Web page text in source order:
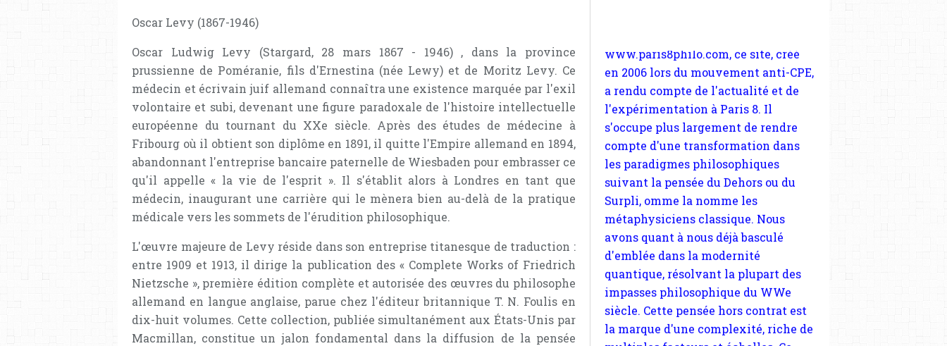
Oscar Levy (1867-1946)
Oscar Ludwig Levy (Stargard, 28 mars 1867 - 1946) , dans la province
prussienne de Poméranie, fils d'Ernestina (née Lewy) et de Moritz Levy. Ce
médecin et écrivain juif allemand connaîtra une existence marquée par l'exil
volontaire et subi, devenant une figure paradoxale de l'histoire intellectuelle
européenne du tournant du XXe siècle. Après des études de médecine à
Fribourg où il obtient son diplôme en 1891, il quitte l'Empire allemand en 1894,
abandonnant l'entreprise bancaire paternelle de Wiesbaden pour embrasser ce
qu'il appelle « la vie de l'esprit ». Il s'établit alors à Londres en tant que
médecin, inaugurant une carrière qui le mènera bien au-delà de la pratique
médicale vers les sommets de l'érudition philosophique.
L'œuvre majeure de Levy réside dans son entreprise titanesque de traduction :
entre 1909 et 1913, il dirige la publication des « Complete Works of Friedrich
Nietzsche », première édition complète et autorisée des œuvres du philosophe
allemand en langue anglaise, parue chez l'éditeur britannique T. N. Foulis en
dix-huit volumes. Cette collection, publiée simultanément aux États-Unis par
Macmillan, constitue un jalon fondamental dans la diffusion de la pensée
compte d'une transformation dans
les paradigmes philosophiques
suivant la pensée du Dehors ou du
Surpli, omme la nomme les
métaphysiciens classique. Nous
avons quant à nous déjà basculé
d'emblée dans la modernité
quantique, résolvant la plupart des
impasses philosophique du WWe
siècle. Cette pensée hors contrat est
la marque d'une complexité, riche de
multiples facteurs et échelles. Ce
site contient des articles pour être
apte à un plus grand nombre de
choses.